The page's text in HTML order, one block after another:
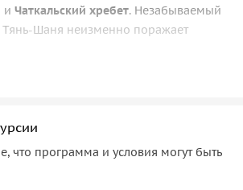
и Чаткальский хребет. Незабываемый
Тянь-Шаня неизменно поражает
мини-каньона, где вы увидите
что программа и условия могут быть